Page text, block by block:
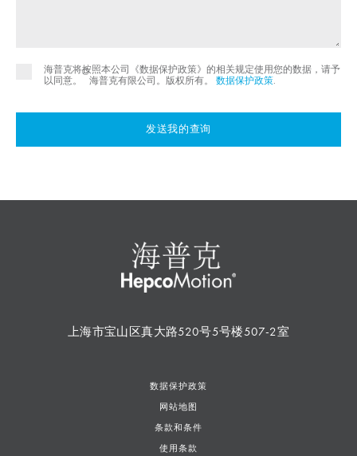
海普克将按照本公司《数据保护政策》的相关规定使用您的数据，请予
以同意。
©
海普克有限公司。版权所有。 数据保护政策
发送我的查询
上海市宝山区真大路520号5号楼507-2室
数据保护政策
网站地图
条款和条件
使用条款